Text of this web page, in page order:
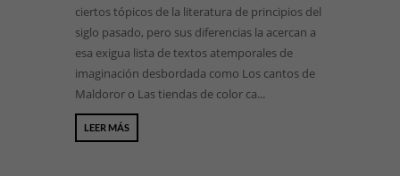
ciertos tópicos de la literatura de principios del
siglo pasado, pero sus diferencias la acercan a
esa exigua lista de textos atemporales de
imaginación desbordada como Los cantos de
Maldoror o Las tiendas de color ca...
LEER MÁS